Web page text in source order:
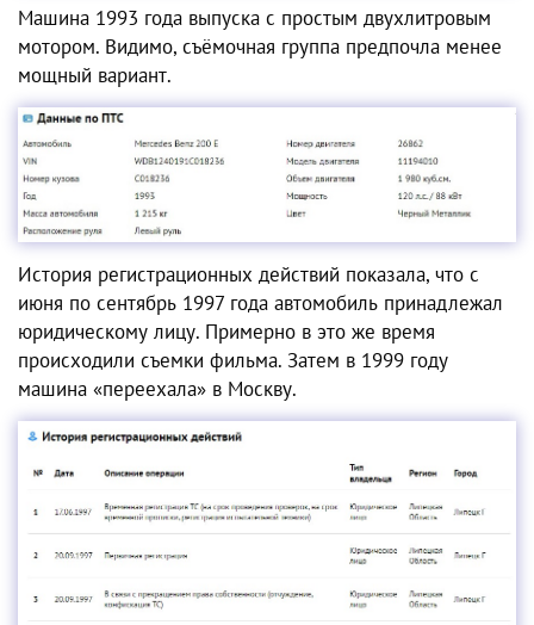
Машина 1993 года выпуска с простым двухлитровым
мотором. Видимо, съёмочная группа предпочла менее
мощный вариант.
История регистрационных действий показала, что с
июня по сентябрь 1997 года автомобиль принадлежал
юридическому лицу. Примерно в это же время
происходили съемки фильма. Затем в 1999 году
машина «переехала» в Москву.